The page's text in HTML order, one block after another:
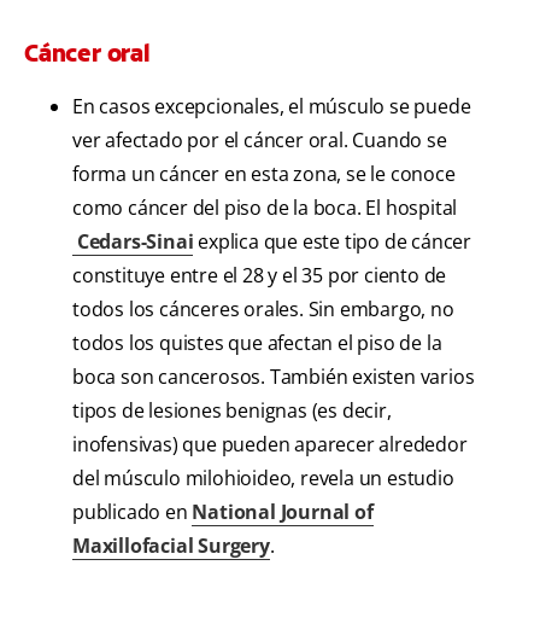
Cáncer oral
En casos excepcionales, el músculo se puede
ver afectado por el cáncer oral. Cuando se
forma un cáncer en esta zona, se le conoce
como cáncer del piso de la boca. El hospital
Cedars-Sinai explica que este tipo de cáncer
constituye entre el 28 y el 35 por ciento de
todos los cánceres orales. Sin embargo, no
todos los quistes que afectan el piso de la
boca son cancerosos. También existen varios
tipos de lesiones benignas (es decir,
inofensivas) que pueden aparecer alrededor
del músculo milohioideo, revela un estudio
publicado en National Journal of
Maxillofacial Surgery.